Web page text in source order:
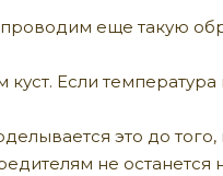
еще такую
Если температура
это до того,
не останется